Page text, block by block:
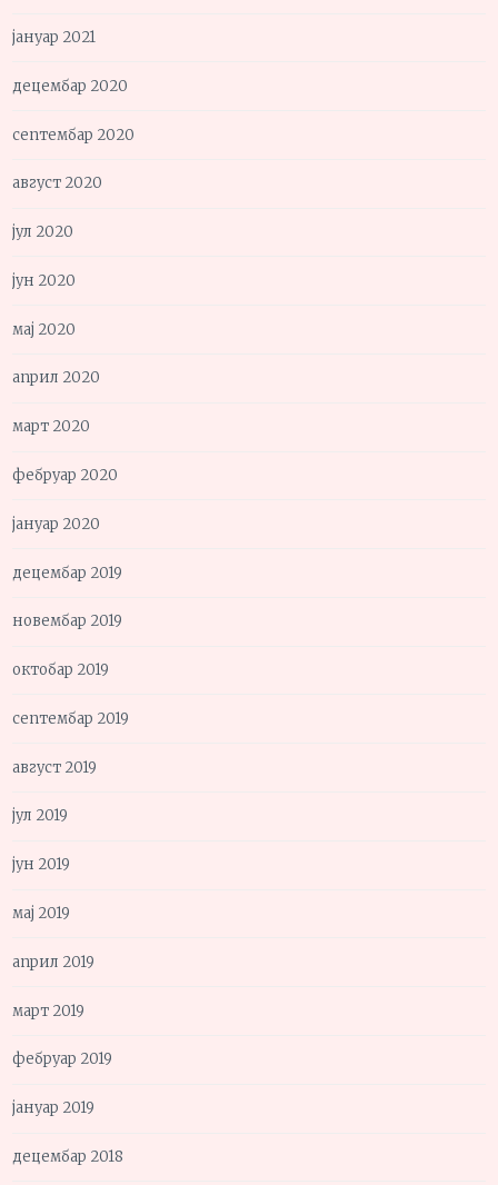
јануар 2021
децембар 2020
септембар 2020
август 2020
јул 2020
јун 2020
мај 2020
април 2020
март 2020
фебруар 2020
јануар 2020
децембар 2019
новембар 2019
октобар 2019
септембар 2019
август 2019
јул 2019
јун 2019
мај 2019
април 2019
март 2019
фебруар 2019
јануар 2019
децембар 2018